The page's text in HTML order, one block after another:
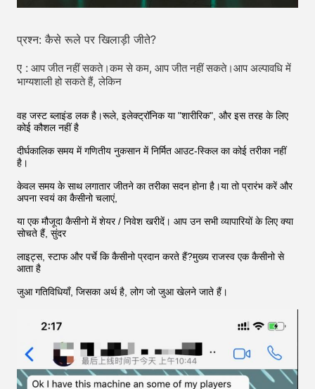
प्रश्न: कैसे रूले पर खिलाड़ी जीते?
ए : आप जीत नहीं सकते।कम से कम, आप जीत नहीं सकते।आप अल्पावधि में
भाग्यशाली हो सकते हैं, लेकिन
वह जस्ट ब्लाइंड लक है।रूले, इलेक्ट्रॉनिक या "शारीरिक", और इस तरह के लिए
कोई कौशल नहीं है
दीर्घकालिक समय में गणितीय नुकसान में निर्मित आउट-स्किल का कोई तरीका नहीं
है।
केवल समय के साथ लगातार जीतने का तरीका सदन होना है।या तो प्रारंभ करें और
अपना स्वयं का कैसीनो चलाएं,
या एक मौजूदा कैसीनो में शेयर / निवेश खरीदें। आप उन सभी व्यापारियों के लिए क्या
सोचते हैं, सुंदर
लाइट्स, स्टाफ और पर्चे कि कैसीनो प्रदान करते हैं?मुख्य राजस्व एक कैसीनो से
आता है
जुआ गतिविधियाँ, जिसका अर्थ है, लोग जो जुआ खेलने जाते हैं।